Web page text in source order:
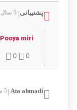
پشتیبانی 5 سال پیش
Pooya miri
0
0
Ata ahmadi 5 سال پیش